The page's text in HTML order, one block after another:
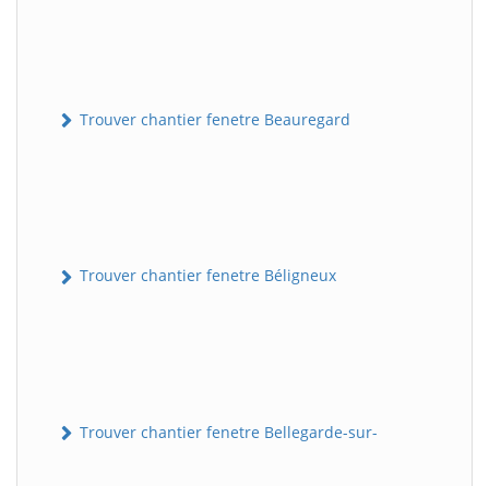
Trouver chantier fenetre Beauregard
Trouver chantier fenetre Béligneux
Trouver chantier fenetre Bellegarde-sur-